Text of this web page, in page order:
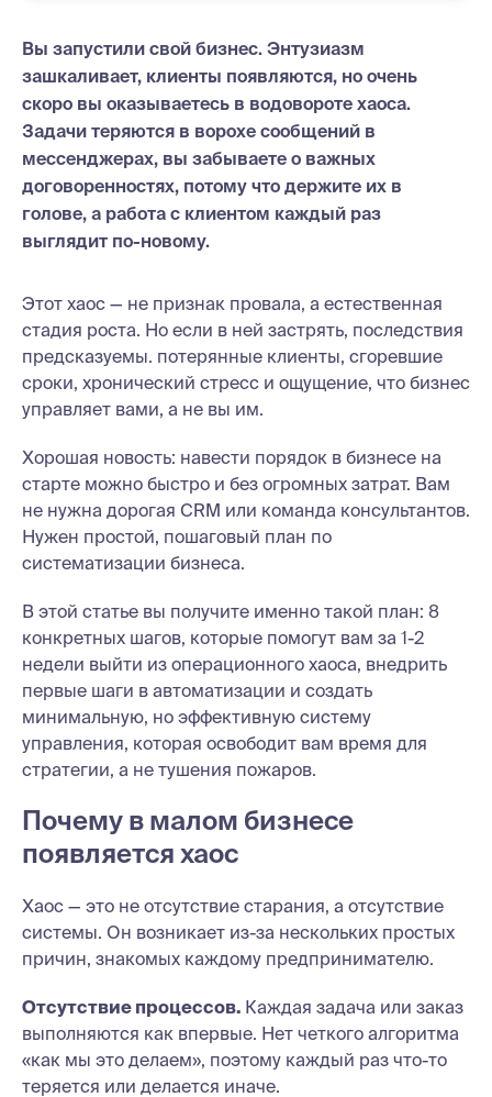
Вы запустили свой бизнес. Энтузиазм
зашкаливает, клиенты появляются, но очень
скоро вы оказываетесь в водовороте хаоса.
Задачи теряются в ворохе сообщений в
мессенджерах, вы забываете о важных
договоренностях, потому что держите их в
голове, а работа с клиентом каждый раз
выглядит по-новому.
Этот хаос — не признак провала, а естественная
стадия роста. Но если в ней застрять, последствия
предсказуемы. потерянные клиенты, сгоревшие
сроки, хронический стресс и ощущение, что бизнес
управляет вами, а не вы им.
Хорошая новость: навести порядок в бизнесе на
старте можно быстро и без огромных затрат. Вам
не нужна дорогая CRM или команда консультантов.
Нужен простой, пошаговый план по
систематизации бизнеса.
В этой статье вы получите именно такой план: 8
конкретных шагов, которые помогут вам за 1-2
недели выйти из операционного хаоса, внедрить
первые шаги в автоматизации и создать
минимальную, но эффективную систему
управления, которая освободит вам время для
стратегии, а не тушения пожаров.
Почему в малом бизнесе
появляется хаос
Хаос — это не отсутствие старания, а отсутствие
системы. Он возникает из-за нескольких простых
причин, знакомых каждому предпринимателю.
Отсутствие процессов. Каждая задача или заказ
выполняются как впервые. Нет четкого алгоритма
«как мы это делаем», поэтому каждый раз что-то
теряется или делается иначе.